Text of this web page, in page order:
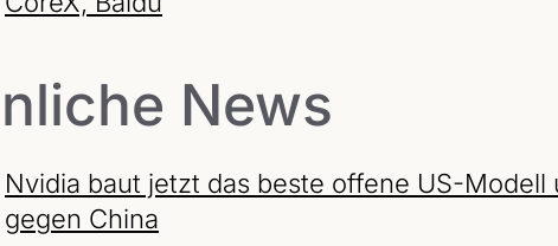
News
Nvidia baut jetzt das beste offene US-
gegen China